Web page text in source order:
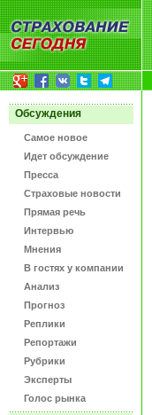
Обсуждения
Самое новое
Идет обсуждение
Пресса
Страховые новости
Прямая речь
Интервью
Мнения
В гостях у компании
Анализ
Прогноз
Реплики
Репортажи
Рубрики
Эксперты
Голос рынка